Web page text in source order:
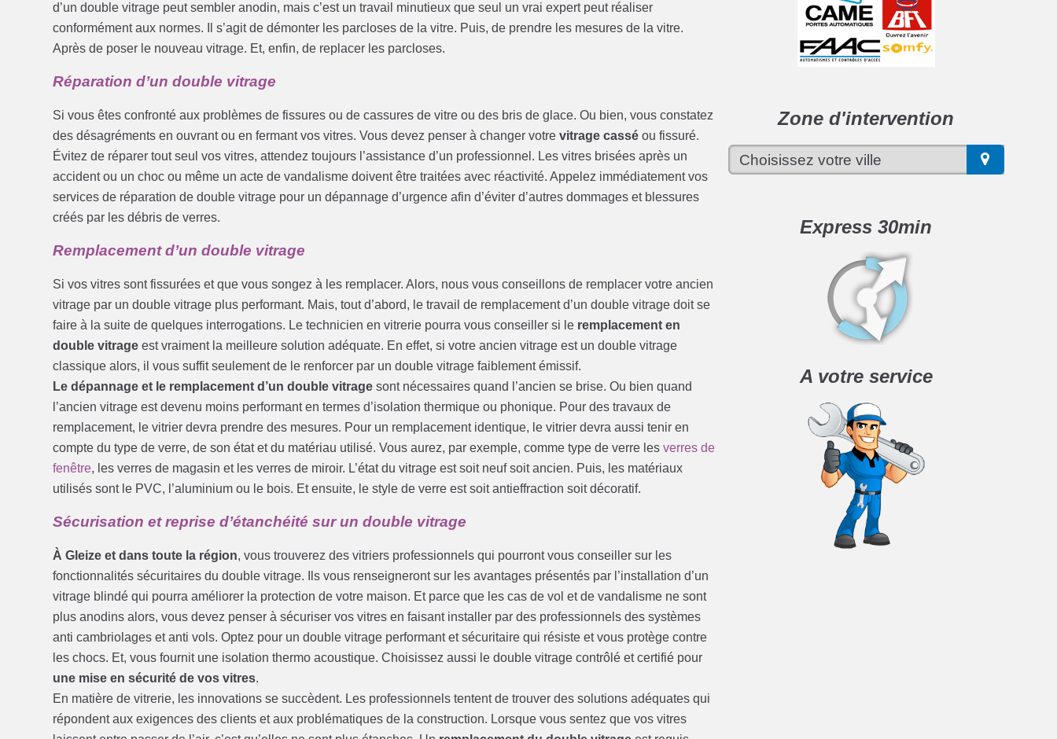
d’un double vitrage peut sembler anodin, mais c’est un travail minutieux que seul un vrai expert peut réaliser
conformément aux normes. Il s’agit de démonter les parcloses de la vitre. Puis, de prendre les mesures de la vitre.
Après de poser le nouveau vitrage. Et, enfin, de replacer les parcloses.
Réparation d’un double vitrage
Si vous êtes confronté aux problèmes de fissures ou de cassures de vitre ou des bris de glace. Ou bien, vous constatez
des désagréments en ouvrant ou en fermant vos vitres. Vous devez penser à changer votrevitrage cassé ou fissuré.
Évitez de réparer tout seul vos vitres, attendez toujours l’assistance d’un professionnel. Les vitres brisées après un
accident ou un choc ou même un acte de vandalisme doivent être traitées avec réactivité. Appelez immédiatement vos
services de réparation de double vitrage pour un dépannage d’urgence afin d’éviter d’autres dommages et blessures
créés par les débris de verres.
Remplacement d’un double vitrage
Si vos vitres sont fissurées et que vous songez à les remplacer. Alors, nous vous conseillons de remplacer votre ancien
vitrage par un double vitrage plus performant. Mais, tout d’abord, le travail de remplacement d’un double vitrage doit se
faire à la suite de quelques interrogations. Le technicien en vitrerie pourra vous conseiller si le remplacement en
double vitrage est vraiment la meilleure solution adéquate. En effet, si votre ancien vitrage est un double vitrage
classique alors, il vous suffit seulement de le renforcer par un double vitrage faiblement émissif.
Le dépannage et le remplacement d’un double vitrage sont nécessaires quand l’ancien se brise. Ou bien quand
l’ancien vitrage est devenu moins performant en termes d’isolation thermique ou phonique. Pour des travaux de
remplacement, le vitrier devra prendre des mesures. Pour un remplacement identique, le vitrier devra aussi tenir en
compte du type de verre, de son état et du matériau utilisé. Vous aurez, par exemple, comme type de verre lesverres de
fenêtre, les verres de magasin et les verres de miroir. L’état du vitrage est soit neuf soit ancien. Puis, les matériaux
utilisés sont le PVC, l’aluminium ou le bois. Et ensuite, le style de verre est soit antieffraction soit décoratif.
Sécurisation et reprise d’étanchéité sur un double vitrage
À Gleize et dans toute la région, vous trouverez des vitriers professionnels qui pourront vous conseiller sur les
fonctionnalités sécuritaires du double vitrage. Ils vous renseigneront sur les avantages présentés par l’installation d’un
vitrage blindé qui pourra améliorer la protection de votre maison. Et parce que les cas de vol et de vandalisme ne sont
plus anodins alors, vous devez penser à sécuriser vos vitres en faisant installer par des professionnels des systèmes
anti cambriolages et anti vols. Optez pour un double vitrage performant et sécuritaire qui résiste et vous protège contre
les chocs. Et, vous fournit une isolation thermo acoustique. Choisissez aussi le double vitrage contrôlé et certifié pour
une mise en sécurité de vos vitres.
En matière de vitrerie, les innovations se succèdent. Les professionnels tentent de trouver des solutions adéquates qui
répondent aux exigences des clients et aux problématiques de la construction. Lorsque vous sentez que vos vitres
Zone d'intervention
Express 30min
A votre service